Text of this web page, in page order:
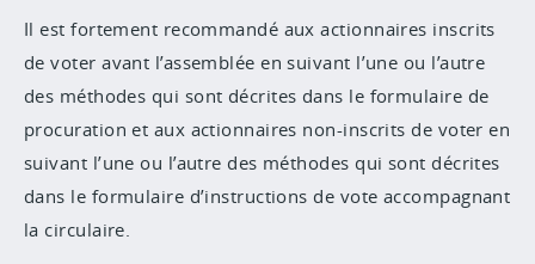
Il est fortement recommandé aux actionnaires inscrits
de voter avant l’assemblée en suivant l’une ou l’autre
des méthodes qui sont décrites dans le formulaire de
procuration et aux actionnaires non-inscrits de voter en
suivant l’une ou l’autre des méthodes qui sont décrites
dans le formulaire d’instructions de vote accompagnant
la circulaire.